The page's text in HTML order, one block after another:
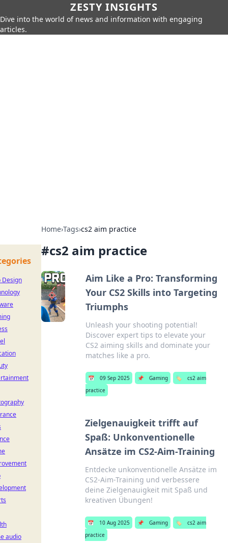
ZESTY INSIGHTS
Dive into the world of news and information with engaging
articles.
Home›Tags›cs2 aim practice
#cs2 aim practice
Aim Like a Pro: Transforming
Your CS2 Skills into Targeting
Triumphs
Unleash your shooting potential!
Discover expert tips to elevate your
CS2 aiming skills and dominate your
matches like a pro.
📅 09 Sep 2025 📌 Gaming 🏷️
cs2 aim
practice
Zielgenauigkeit trifft auf
Spaß: Unkonventionelle
Ansätze im CS2-Aim-Training
Entdecke unkonventionelle Ansätze im
CS2-Aim-Training und verbessere
deine Zielgenauigkeit mit Spaß und
kreativen Übungen!
📅 10 Aug 2025 📌 Gaming 🏷️
cs2 aim
practice
Design
audio